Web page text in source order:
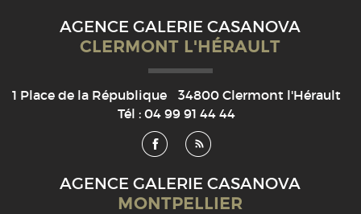
AGENCE GALERIE CASANOVA
CLERMONT L'HÉRAULT
1 Place de la République 34800 Clermont l'Hérault
Tél : 04 99 91 44 44
AGENCE GALERIE CASANOVA
MONTPELLIER